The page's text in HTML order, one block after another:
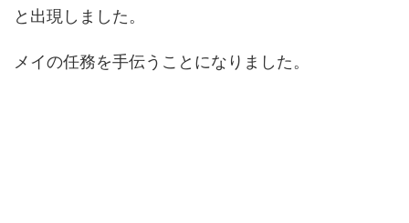
と出現しました。
メイの任務を手伝うことになりました。